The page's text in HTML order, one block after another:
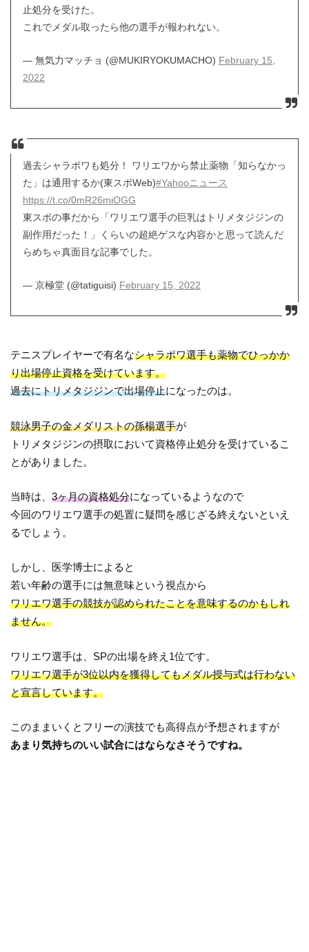
止処分を受けた。
これでメダル取ったら他の選手が報われない。
— 無気力マッチョ (@MUKIRYOKUMACHO) February 15,
2022
過去シャラポワも処分！ ワリエワから禁止薬物「知らなかっ
た」は通用するか(東スポWeb)#Yahooニュース
https://t.co/0mR26miOGG
東スポの事だから「ワリエワ選手の巨乳はトリメタジジンの
副作用だった！」くらいの超絶ゲスな内容かと思って読んだ
らめちゃ真面目な記事でした。
— 京極堂 (@tatiguisi) February 15, 2022
テニスプレイヤーで有名なシャラポワ選手も薬物でひっかか
り出場停止資格を受けています。
過去にトリメタジジンで出場停止になったのは。
競泳男子の金メダリストの孫楊選手が
トリメタジジンの摂取において資格停止処分を受けているこ
とがありました。
当時は、3ヶ月の資格処分になっているようなので
今回のワリエワ選手の処置に疑問を感じざる終えないといえ
るでしょう。
しかし、医学博士によると
若い年齢の選手には無意味という視点から
ワリエワ選手の競技が認められたことを意味するのかもしれ
ません。
ワリエワ選手は、SPの出場を終え1位です。
ワリエワ選手が3位以内を獲得してもメダル授与式は行わない
と宣言しています。
このままいくとフリーの演技でも高得点が予想されますが
あまり気持ちのいい試合にはならなさそうですね。